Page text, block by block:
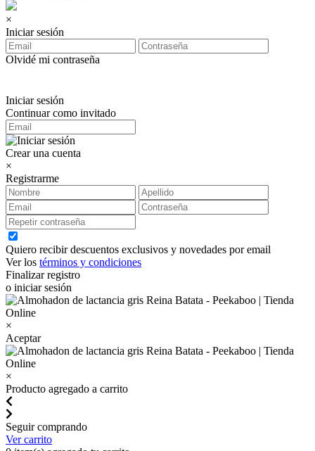
×
Iniciar sesión
Olvidé mi contraseña
Iniciar sesión
Continuar como invitado
Crear una cuenta
×
Registrarme
Quiero recibir descuentos exclusivos y novedades por email
Ver los términos y condiciones
Finalizar registro
o iniciar sesión
×
Aceptar
×
Producto agregado a carrito
Seguir comprando
Ver carrito